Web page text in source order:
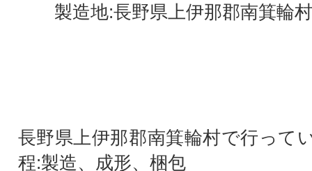
製造地:長野県上伊那郡南箕輪村
長野県上伊那郡南箕輪村で行って
程:製造、成形、梱包